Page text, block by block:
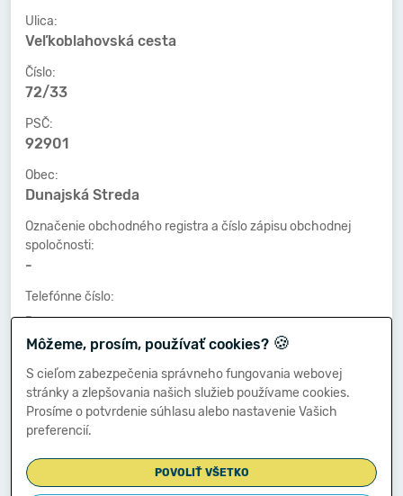
Ulica:
Veľkoblahovská cesta
Číslo:
72/33
PSČ:
92901
Obec:
Dunajská Streda
Označenie obchodného registra a číslo zápisu obchodnej
spoločnosti:
-
Telefónne číslo:
-
Faxové číslo:
-
E-mailová adresa:
-
Zostavená dňa:
Môžeme, prosím, používať cookies? 🍪
S cieľom zabezpečenia správneho fungovania webovej
stránky a zlepšovania našich služieb používame cookies.
Prosíme o potvrdenie súhlasu alebo nastavenie Vašich
preferencií.
POVOLIŤ VŠETKO